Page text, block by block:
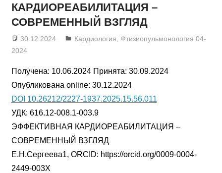
КАРДИОРЕАБИЛИТАЦИЯ –
СОВРЕМЕННЫЙ ВЗГЛЯД
30.12.2024 admin
Кардиология
Фтизиопульмонология 04-
2024
Получена: 10.06.2024 Принята: 30.09.2024
Опубликована online: 30.12.2024
DOI 10.26212/2227-1937.2025.15.56.011
УДК: 616.12-008.1-003.9
ЭФФЕКТИВНАЯ КАРДИОРЕАБИЛИТАЦИЯ –
СОВРЕМЕННЫЙ ВЗГЛЯД
Е.Н.Сергеева1, ORCID: https://orcid.org/0009-0004-
2449-003X